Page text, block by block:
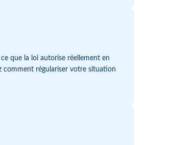
que la loi autorise réellement en
comment régulariser votre situation